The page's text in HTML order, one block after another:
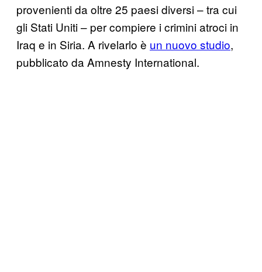
provenienti da oltre 25 paesi diversi – tra cui
gli Stati Uniti – per compiere i crimini atroci in
Iraq e in Siria. A rivelarlo è un nuovo studio,
pubblicato da Amnesty International.